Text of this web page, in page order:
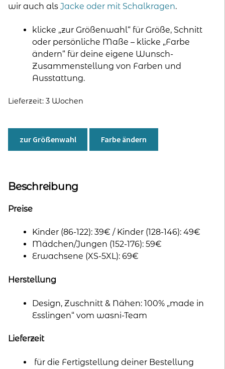
wir auch als Jacke oder mit Schalkragen.
klicke „zur Größenwahl“ für Größe, Schnitt
oder persönliche Maße – klicke „Farbe
ändern“ für deine eigene Wunsch-
Zusammenstellung von Farben und
Ausstattung.
Lieferzeit: 3 Wochen
zur Größenwahl Farbe ändern
Beschreibung
Preise
Kinder (86-122): 39€ / Kinder (128-146): 49€
Mädchen/Jungen (152-176): 59€
Erwachsene (XS-5XL): 69€
Herstellung
Design, Zuschnitt & Nähen: 100% „made in
Esslingen“ vom wasni-Team
Lieferzeit
für die Fertigstellung deiner Bestellung